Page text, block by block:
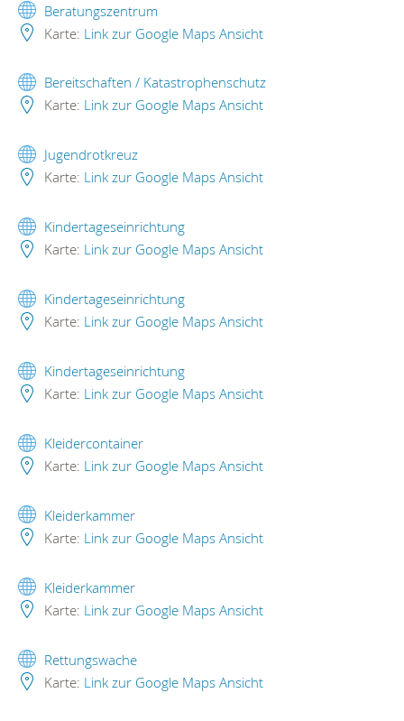
Beratungszentrum
Karte: Link zur Google Maps Ansicht
Bereitschaften / Katastrophenschutz
Karte: Link zur Google Maps Ansicht
Jugendrotkreuz
Karte: Link zur Google Maps Ansicht
Kindertageseinrichtung
Karte: Link zur Google Maps Ansicht
Kindertageseinrichtung
Karte: Link zur Google Maps Ansicht
Kindertageseinrichtung
Karte: Link zur Google Maps Ansicht
Kleidercontainer
Karte: Link zur Google Maps Ansicht
Kleiderkammer
Karte: Link zur Google Maps Ansicht
Kleiderkammer
Karte: Link zur Google Maps Ansicht
Rettungswache
Karte: Link zur Google Maps Ansicht